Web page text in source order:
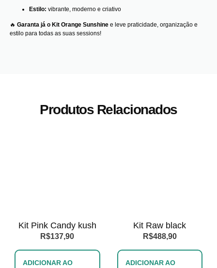
Estilo: vibrante, moderno e criativo
🔥 Garanta já o Kit Orange Sunshine e leve praticidade, organização e
estilo para todas as suas sessions!
Produtos Relacionados
Kit Pink Candy kush
R$137,90
ADICIONAR AO
Kit Raw black
R$488,90
ADICIONAR AO